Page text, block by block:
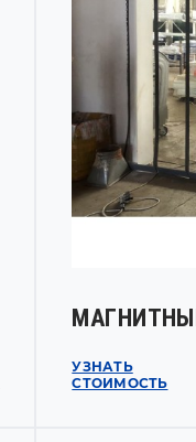
УЗНАТЬ
СТОИМОСТЬ